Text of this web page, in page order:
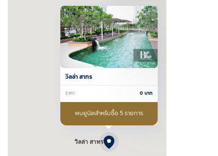
วิลล่า สาทร
วิลล่า สาทร
ราคา 0บาท
พบยูนิตสำหรับซื้อ 5 รายการ